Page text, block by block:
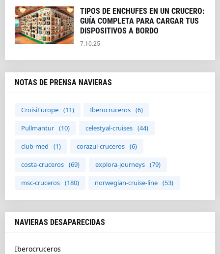
TIPOS DE ENCHUFES EN UN CRUCERO:
GUÍA COMPLETA PARA CARGAR TUS
DISPOSITIVOS A BORDO
7.10.25
NOTAS DE PRENSA NAVIERAS
CroisiEurope (11) Iberocruceros (6)
Pullmantur (10) celestyal-cruises (44)
club-med (1) corazul-cruceros (6)
costa-cruceros (69) explora-journeys (79)
msc-cruceros (180) norwegian-cruise-line (53)
NAVIERAS DESAPARECIDAS
Iberocruceros